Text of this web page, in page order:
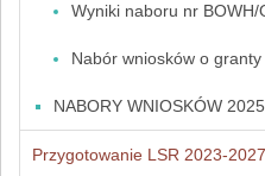
Wyniki naboru nr BOWH/
Nabór wniosków o
NABORY WNIOSKÓW 2025
Przygotowanie LSR 2023-2027